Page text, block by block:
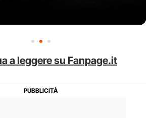
a leggere su Fanpage.it